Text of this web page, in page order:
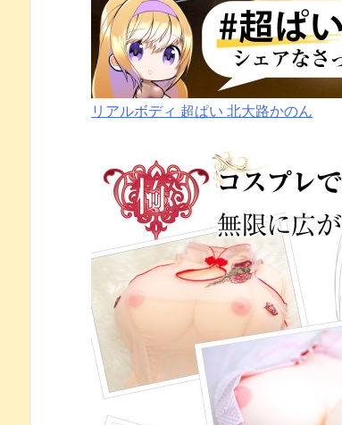
リアルボディ 超ぱい 北大路かのん